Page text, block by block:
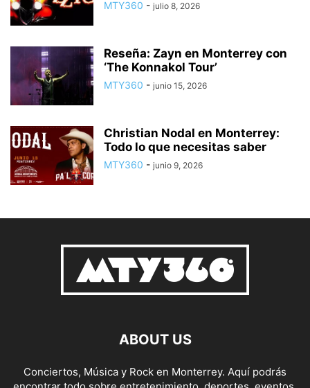
MTY360 - julio 8, 2026
Reseña: Zayn en Monterrey con
‘The Konnakol Tour’
MTY360 - junio 15, 2026
Christian Nodal en Monterrey:
Todo lo que necesitas saber
MTY360 - junio 9, 2026
ABOUT US
Conciertos, Música y Rock en Monterrey. Aquí podrás